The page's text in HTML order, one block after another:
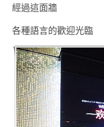
經過這面牆
各種語言的歡迎光臨